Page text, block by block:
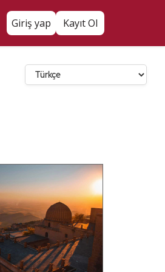
Giriş yap Kayıt Ol
Dil Seçin